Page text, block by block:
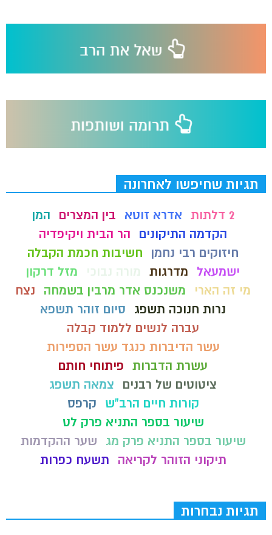
תגיות שחיפשו לאחרונה
2 דלתות אדרא זוטא בין המצרים
המן
הקדמה התיקונים
הר הבית ויקיפדיה
חיזוקים רבי נחמן
חשיבות חכמת הקבלה
ישמעאל
מדרגות
מזל דרקון
מי זה הארי
משנכנס אדר מרבין בשמחה
נצח
נרות חנוכה תשפג
סיום זוהר תשפא
עברה לנשים ללמוד קבלה
עשר הדיברות כנגד עשר הספירות
עשרת הדברות פיתוחי חותם
ציטוטים של רבנים
צמאה תשפג
קורות חיים הרב"ש
קרפס
שיעור בספר התניא פרק לט
שיעור בספר התניא פרק מג
שער ההקדמות
תיקוני הזוהר לקריאה
תשעח כפרות
תגיות נבחרות